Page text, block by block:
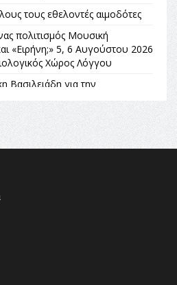
τους εθελοντές αιμοδότες
πολιτισμός Μουσική
«Ειρήνη;» 5, 6 Αυγούστου 2026
Χώρος Λόγγου
Βασιλειάδη για την
μόνο η ευθύνη απέναντι
ΠΑΟΚ στον δεύτερο γύρο του
στον Κατάλογο Παγκόσμιας
– Ομόφωνη η απόφαση Ο
φυσικό και πολιτιστικό
αξίας για την